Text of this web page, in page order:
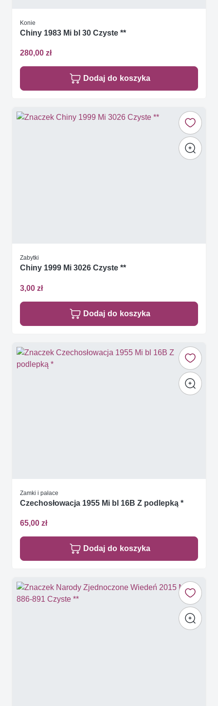
Konie
Chiny 1983 Mi bl 30 Czyste **
280,00 zł
Dodaj do koszyka
Zabytki
Chiny 1999 Mi 3026 Czyste **
3,00 zł
Dodaj do koszyka
Zamki i pałace
Czechosłowacja 1955 Mi bl 16B Z podlepką *
65,00 zł
Dodaj do koszyka